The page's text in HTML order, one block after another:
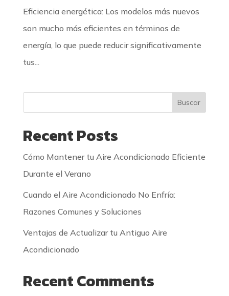
Eficiencia energética: Los modelos más nuevos
son mucho más eficientes en términos de
energía, lo que puede reducir significativamente
tus...
Buscar
Recent Posts
Cómo Mantener tu Aire Acondicionado Eficiente
Durante el Verano
Cuando el Aire Acondicionado No Enfría:
Razones Comunes y Soluciones
Ventajas de Actualizar tu Antiguo Aire
Acondicionado
Recent Comments